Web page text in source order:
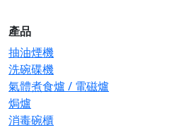
產品
抽油煙機
洗碗碟機
氣體煮食爐 / 電磁爐
焗爐
消毒碗櫃